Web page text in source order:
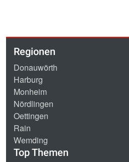
Regionen
Donauwörth
Harburg
Monheim
Nördlingen
Oettingen
Rain
Wemding
Top Themen